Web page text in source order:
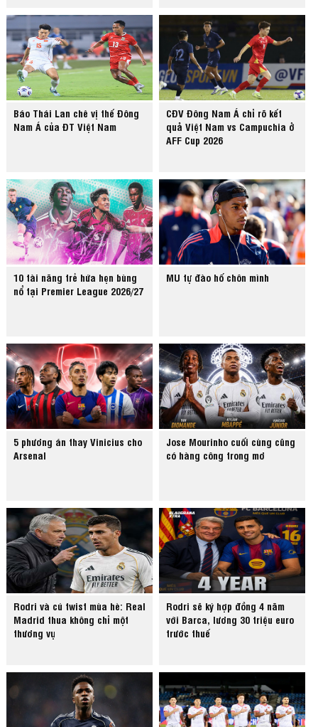
Báo Thái Lan chê vị thế Đông
Nam Á của ĐT Việt Nam
CĐV Đông Nam Á chỉ rõ kết
quả Việt Nam vs Campuchia ở
AFF Cup 2026
10 tài năng trẻ hứa hẹn bùng
nổ tại Premier League 2026/27
MU tự đào hố chôn mình
5 phương án thay Vinicius cho
Arsenal
Jose Mourinho cuối cùng cũng
có hàng công trong mơ
Rodri và cú twist mùa hè: Real
Madrid thua không chỉ một
thương vụ
Rodri sẽ ký hợp đồng 4 năm
với Barca, lương 30 triệu euro
trước thuế